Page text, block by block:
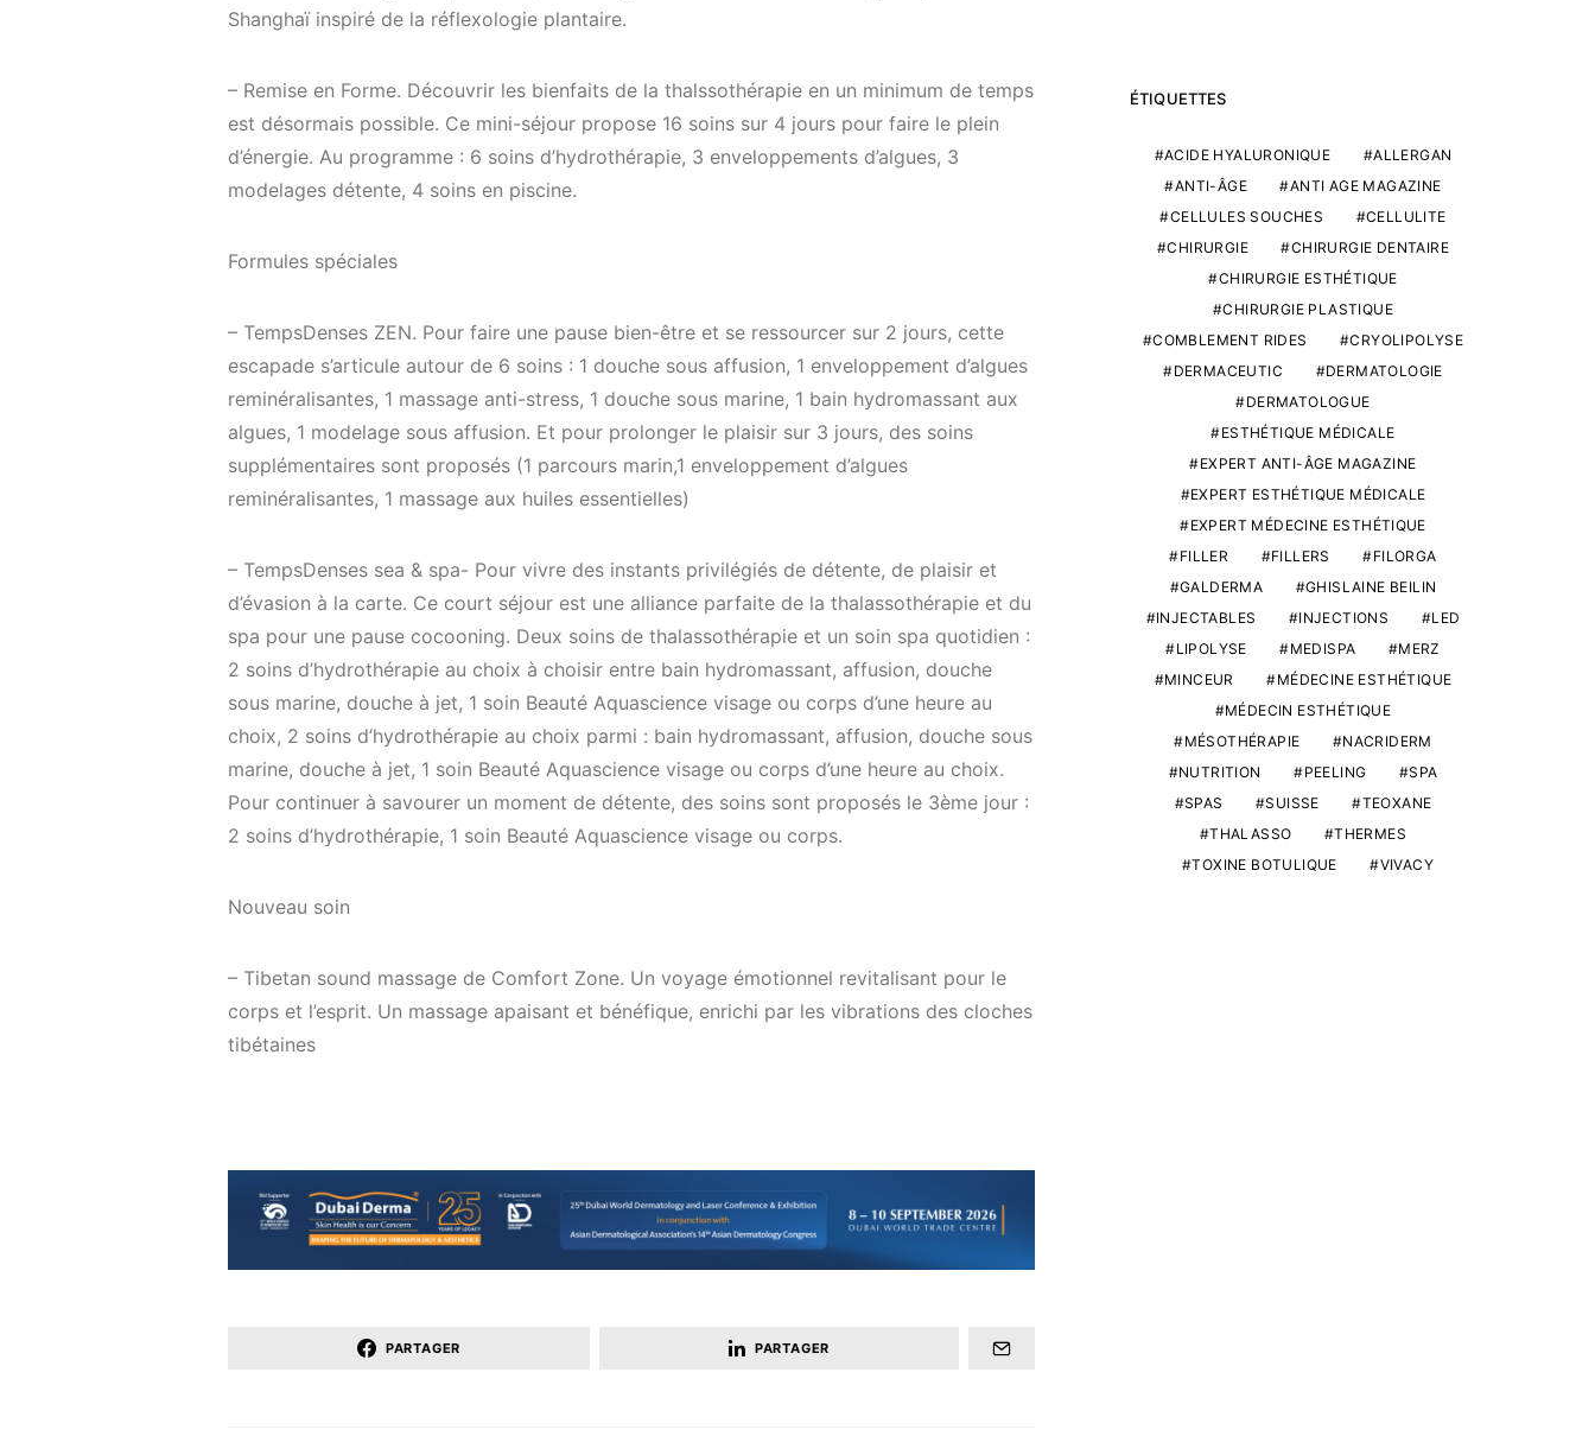
Shanghaï inspiré de la réflexologie plantaire.
– Remise en Forme. Découvrir les bienfaits de la thalssothérapie en un minimum de temps
est désormais possible. Ce mini-séjour propose 16 soins sur 4 jours pour faire le plein
d’énergie. Au programme : 6 soins d’hydrothérapie, 3 enveloppements d’algues, 3
modelages détente, 4 soins en piscine.
Formules spéciales
– TempsDenses ZEN. Pour faire une pause bien-être et se ressourcer sur 2 jours, cette
escapade s’articule autour de 6 soins : 1 douche sous affusion, 1 enveloppement d’algues
reminéralisantes, 1 massage anti-stress, 1 douche sous marine, 1 bain hydromassant aux
algues, 1 modelage sous affusion. Et pour prolonger le plaisir sur 3 jours, des soins
supplémentaires sont proposés (1 parcours marin,1 enveloppement d’algues
reminéralisantes, 1 massage aux huiles essentielles)
– TempsDenses sea & spa- Pour vivre des instants privilégiés de détente, de plaisir et
d’évasion à la carte. Ce court séjour est une alliance parfaite de la thalassothérapie et du
spa pour une pause cocooning. Deux soins de thalassothérapie et un soin spa quotidien :
2 soins d’hydrothérapie au choix à choisir entre bain hydromassant, affusion, douche
sous marine, douche à jet, 1 soin Beauté Aquascience visage ou corps d’une heure au
choix, 2 soins d’hydrothérapie au choix parmi : bain hydromassant, affusion, douche sous
marine, douche à jet, 1 soin Beauté Aquascience visage ou corps d’une heure au choix.
Pour continuer à savourer un moment de détente, des soins sont proposés le 3ème jour :
2 soins d’hydrothérapie, 1 soin Beauté Aquascience visage ou corps.
Nouveau soin
– Tibetan sound massage de Comfort Zone. Un voyage émotionnel revitalisant pour le
corps et l’esprit. Un massage apaisant et bénéfique, enrichi par les vibrations des cloches
tibétaines
PARTAGER PARTAGER
ÉTIQUETTES
ACIDE HYALURONIQUE
ALLERGAN
ANTI-ÂGE
ANTI AGE MAGAZINE
CELLULES SOUCHES
CELLULITE
CHIRURGIE
CHIRURGIE DENTAIRE
CHIRURGIE ESTHÉTIQUE
CHIRURGIE PLASTIQUE
COMBLEMENT RIDES
CRYOLIPOLYSE
DERMACEUTIC
DERMATOLOGIE
DERMATOLOGUE
ESTHÉTIQUE MÉDICALE
EXPERT ANTI-ÂGE MAGAZINE
EXPERT ESTHÉTIQUE MÉDICALE
EXPERT MÉDECINE ESTHÉTIQUE
FILLER
FILLERS
FILORGA
GALDERMA
GHISLAINE BEILIN
INJECTABLES
INJECTIONS
LED
LIPOLYSE
MEDISPA
MERZ
MINCEUR
MÉDECINE ESTHÉTIQUE
MÉDECIN ESTHÉTIQUE
MÉSOTHÉRAPIE
NACRIDERM
NUTRITION
PEELING
SPA
SPAS
SUISSE
TEOXANE
THALASSO
THERMES
TOXINE BOTULIQUE
VIVACY